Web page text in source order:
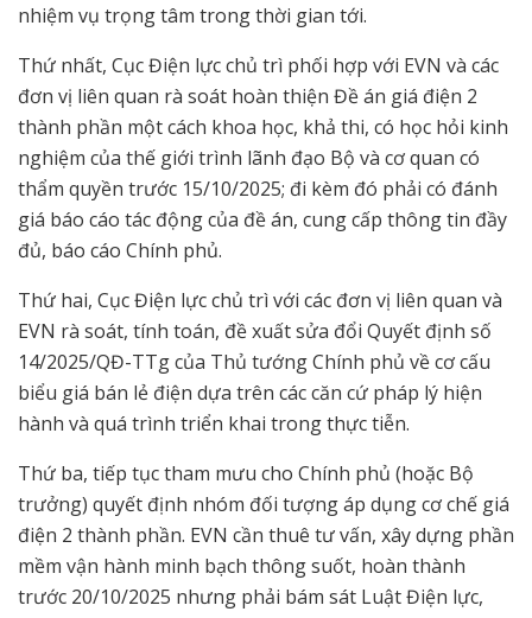
nhiệm vụ trọng tâm trong thời gian tới.
Thứ nhất, Cục Điện lực chủ trì phối hợp với EVN và các
đơn vị liên quan rà soát hoàn thiện Đề án giá điện 2
thành phần một cách khoa học, khả thi, có học hỏi kinh
nghiệm của thế giới trình lãnh đạo Bộ và cơ quan có
thẩm quyền trước 15/10/2025; đi kèm đó phải có đánh
giá báo cáo tác động của đề án, cung cấp thông tin đầy
đủ, báo cáo Chính phủ.
Thứ hai, Cục Điện lực chủ trì với các đơn vị liên quan và
EVN rà soát, tính toán, đề xuất sửa đổi Quyết định số
14/2025/QĐ-TTg của Thủ tướng Chính phủ về cơ cấu
biểu giá bán lẻ điện dựa trên các căn cứ pháp lý hiện
hành và quá trình triển khai trong thực tiễn.
Thứ ba, tiếp tục tham mưu cho Chính phủ (hoặc Bộ
trưởng) quyết định nhóm đối tượng áp dụng cơ chế giá
điện 2 thành phần. EVN cần thuê tư vấn, xây dựng phần
mềm vận hành minh bạch thông suốt, hoàn thành
trước 20/10/2025 nhưng phải bám sát Luật Điện lực,